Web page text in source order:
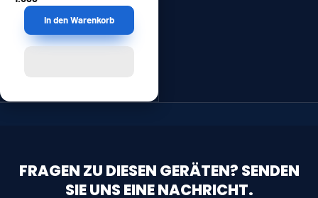
In den Warenkorb
FRAGEN ZU DIESEN GERÄTEN? SENDEN
SIE UNS EINE NACHRICHT.